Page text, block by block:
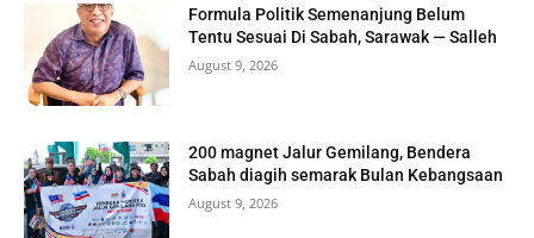
Formula Politik Semenanjung Belum
Tentu Sesuai Di Sabah, Sarawak — Salleh
August 9, 2026
200 magnet Jalur Gemilang, Bendera
Sabah diagih semarak Bulan Kebangsaan
August 9, 2026